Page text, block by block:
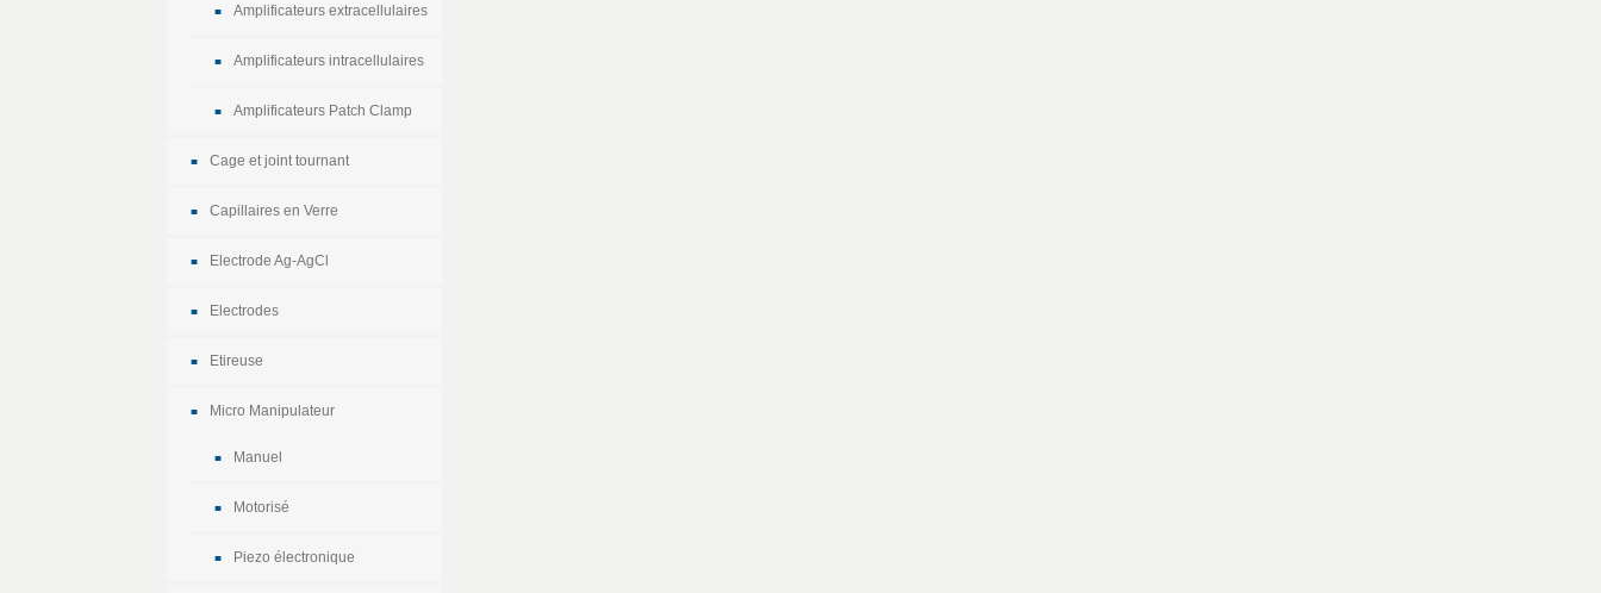
Amplificateurs extracellulaires
Amplificateurs intracellulaires
Amplificateurs Patch Clamp
Cage et joint tournant
Capillaires en Verre
Electrode Ag-AgCl
Electrodes
Etireuse
Micro Manipulateur
Manuel
Motorisé
Piezo électronique